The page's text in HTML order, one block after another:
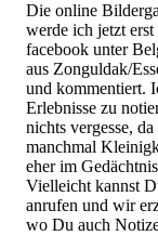
Die online
werde ich jetzt
facebook unter
aus Zonguldak/
und kommentiert.
Erlebnisse zu
nichts vergesse,
manchmal
eher im
Vielleicht kannst
anrufen und wir
wo Du auch